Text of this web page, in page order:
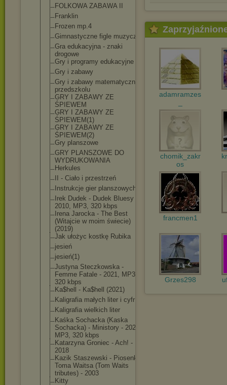
FOLKOWA ZABAWA II
Franklin
Frozen mp.4
Gimnastyczne figle muzyczne
Gra edukacyjna - znaki
drogowe
Gry i programy edukacyjne
Gry i zabawy
Gry i zabawy matematyczne w
przedszkolu
GRY I ZABAWY ZE
ŚPIEWEM
GRY I ZABAWY ZE
ŚPIEWEM(1)
GRY I ZABAWY ZE
ŚPIEWEM(2)
Gry planszowe
GRY PLANSZOWE DO
WYDRUKOWANIA
Herkules
II - Ciało i przestrzeń
Instrukcje gier planszowych
Irek Dudek - Dudek Bluesy -
2010, MP3, 320 kbps
Irena Jarocka - The Best
(Witajcie w moim świecie)
(2019)
Jak ułożyc kostkę Rubika
jesień
jesień(1)
Justyna Steczkowska -
Femme Fatale - 2021, MP3,
320 kbps
Ka$hell - Ka$hell (2021)
Kaligrafia małych liter i cyfr
Kaligrafia wielkich liter
Kaśka Sochacka (Kaska
Sochacka) - Ministory - 2021,
MP3, 320 kbps
Katarzyna Groniec - Ach! -
2018
Kazik Staszewski - Piosenki
Toma Waitsa (Tom Waits
tributes) - 2003
Kitty
adamramzes
chomik_zakr
os
francmen1
Grzes298